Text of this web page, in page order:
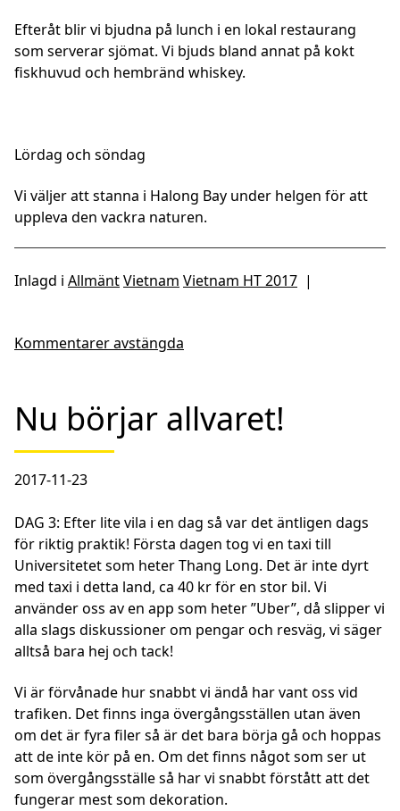
Efteråt blir vi bjudna på lunch i en lokal restaurang
som serverar sjömat. Vi bjuds bland annat på kokt
fiskhuvud och hembränd whiskey.
Lördag och söndag
Vi väljer att stanna i Halong Bay under helgen för att
uppleva den vackra naturen.
Inlagd i AllmäntVietnam Vietnam HT 2017 |
Kommentarer avstängda
Nu börjar allvaret!
2017-11-23
DAG 3: Efter lite vila i en dag så var det äntligen dags
för riktig praktik! Första dagen tog vi en taxi till
Universitetet som heter Thang Long. Det är inte dyrt
med taxi i detta land, ca 40 kr för en stor bil. Vi
använder oss av en app som heter ”Uber”, då slipper vi
alla slags diskussioner om pengar och resväg, vi säger
alltså bara hej och tack!
Vi är förvånade hur snabbt vi ändå har vant oss vid
trafiken. Det finns inga övergångsställen utan även
om det är fyra filer så är det bara börja gå och hoppas
att de inte kör på en. Om det finns något som ser ut
som övergångsställe så har vi snabbt förstått att det
fungerar mest som dekoration.